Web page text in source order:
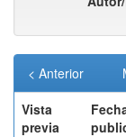
< Anterior
Vista
previa